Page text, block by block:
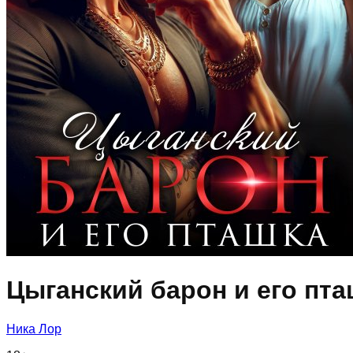
Цыганский барон и его
Ника Лор